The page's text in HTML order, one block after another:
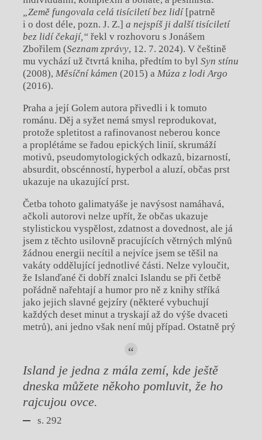
„Země fungovala celá tisíciletí bez lidí [patrně
i o dost déle, pozn. J. Z.] a nejspíš ji další tisíciletí
bez lidí čekají,“ řekl v rozhovoru s Jonášem
Zbořilem (Seznam zprávy, 12. 7. 2024). V češtině
mu vychází už čtvrtá kniha, předtím to byl Syn stínu
(2008), Měsíční kámen (2015) a Múza z lodi Argo
(2016).
Praha a její Golem autora přivedli i k tomuto
románu. Děj a syžet nemá smysl reprodukovat,
protože spletitost a rafinovanost neberou konce
a proplétáme se řadou epických linií, skrumáží
motivů, pseudomytologických odkazů, bizarností,
absurdit, obscénností, hyperbol a aluzí, občas prst
ukazuje na ukazující prst.
Četba tohoto galimatyáše je navýsost namáhavá,
ačkoli autorovi nelze upřít, že občas ukazuje
stylistickou vyspělost, zdatnost a dovednost, ale já
jsem z těchto usilovně pracujících větrných mlýnů
žádnou energii necítil a nejvíce jsem se těšil na
vakáty oddělující jednotlivé části. Nelze vyloučit,
že Islanďané či dobří znalci Islandu se při četbě
pořádně nařehtají a humor pro ně z knihy stříká
jako jejich slavné gejzíry (některé vybuchují
každých deset minut a tryskají až do výše dvaceti
metrů), ani jedno však není můj případ. Ostatně prý
Island je jedna z mála zemí, kde ještě
dneska můžete někoho pomluvit, že ho
rajcujou ovce.
s. 292